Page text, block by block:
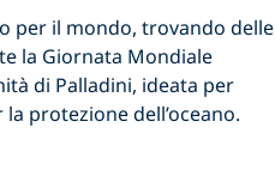
per il mondo, trovando delle
la Giornata Mondiale
di Palladini, ideata per
protezione dell’oceano.